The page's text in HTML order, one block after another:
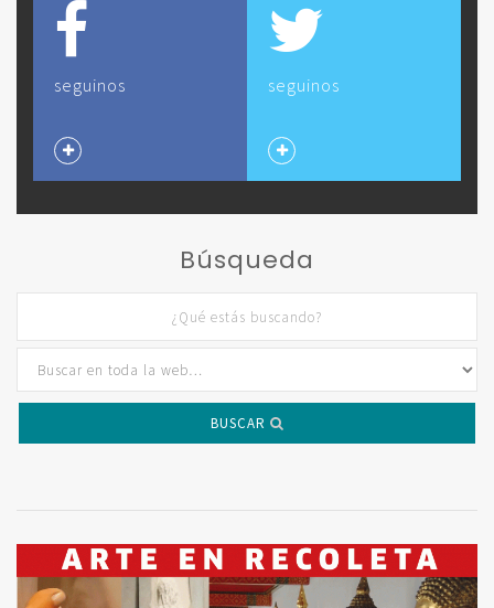
seguinos seguinos
Búsqueda
BUSCAR